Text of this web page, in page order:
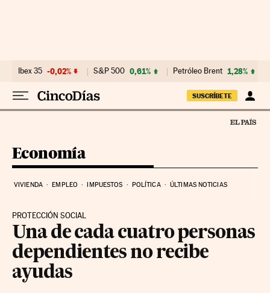
Ibex 35 -0,02% S&P 500 0,61% Petróleo Brent 1,28%
SUSCRÍBETE
Economía
VIVIENDA EMPLEO IMPUESTOS POLÍTICA ÚLTIMAS NOTICIAS
PROTECCIÓN SOCIAL
Una de cada cuatro personas
dependientes no recibe
ayudas